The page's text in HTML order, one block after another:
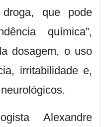
que pode
química”,
dosagem, o uso
irritabilidade e,
Alexandre